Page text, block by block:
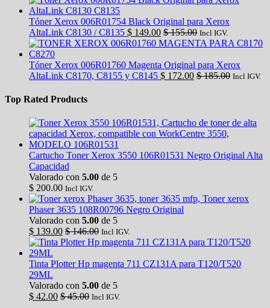
Tóner Xerox 006R01754 Black Original para Xerox
AltaLink C8130 / C8135 $ 149.00 $155.00 Incl IGV.
Tóner Xerox 006R01760 Magenta Original para Xerox
AltaLink C8170, C8155 y C8145 $ 172.00 $185.00 Incl IGV.
Top Rated Products
Cartucho Toner Xerox 3550 106R01531 Negro Original Alta
Capacidad
Valorado con 5.00 de 5
$ 200.00 Incl IGV.
Toner xerox
Phaser 3635 108R00796 Negro Original
Valorado con 5.00 de 5
$ 139.00 $146.00 Incl IGV.
Tinta Plotter Hp magenta 711 CZ131A para T120/T520
29ML
Valorado con 5.00 de 5
$ 42.00 $45.00 Incl IGV.